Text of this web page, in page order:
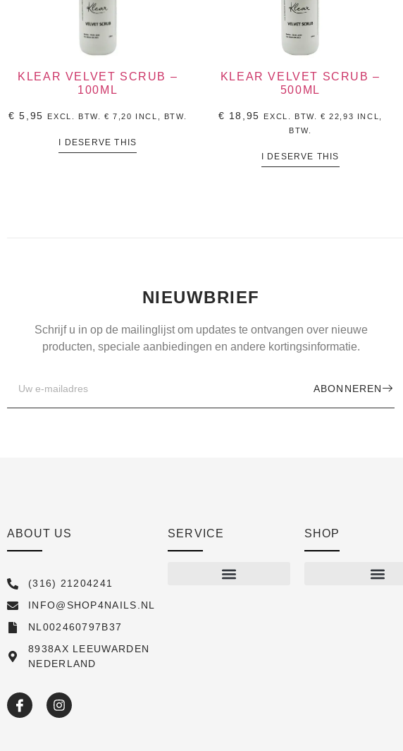
KLEAR VELVET SCRUB –
100ML
€ 5,95 EXCL. BTW.€ 7,20 INCL, BTW.
I DESERVE THIS
KLEAR VELVET SCRUB –
500ML
€ 18,95 EXCL. BTW.€ 22,93 INCL,
BTW.
I DESERVE THIS
NIEUWBRIEF
Schrijf u in op de mailinglijst om updates te ontvangen over nieuwe
producten, speciale aanbiedingen en andere kortingsinformatie.
ABONNEREN
ABOUT US
(316) 21204241
INFO@SHOP4NAILS.NL
NL002460797B37
8938AX LEEUWARDEN
NEDERLAND
SERVICE SHOP